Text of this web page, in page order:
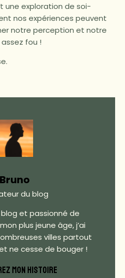
une exploration de soi-
nos expériences peuvent
notre perception et notre
fou !
Bruno
du blog
et passionné de
plus jeune âge, j’ai
villes partout
ne cesse de bouger !
MON HISTOIRE